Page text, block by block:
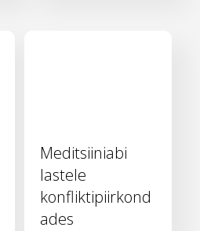
Meditsiiniabi
lastele
konfliktipiirkond
ades